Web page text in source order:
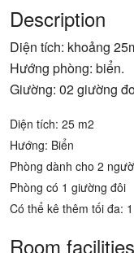
Description
Diện tích: khoảng
Hướng phòng: biển.
Giường: 02 giường
Diện tích: 25 m2
Hướng: Biển
Phòng dành cho 2
Phòng có 1 giường đôi
Có thể kê thêm tối đa:
Room facilities